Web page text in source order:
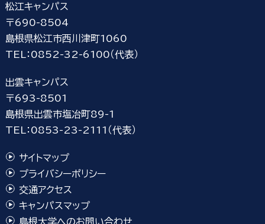
松江キャンパス
〒690-8504
島根県松江市西川津町1060
TEL：0852-32-6100（代表）
出雲キャンパス
〒693-8501
島根県出雲市塩冶町89-1
TEL：0853-23-2111（代表）
サイトマップ
プライバシーポリシー
交通アクセス
キャンパスマップ
島根大学へのお問い合わせ